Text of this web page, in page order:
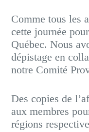
Comme tous les
cette journée
Québec. Nous
dépistage en
notre Comité
Des copies de
aux membres
régions